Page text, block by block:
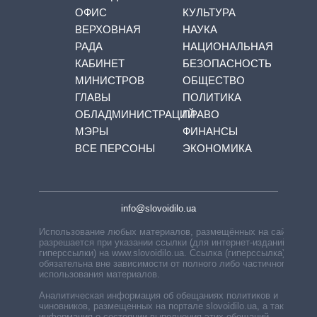
ОФИС
ВЕРХОВНАЯ
РАДА
КАБИНЕТ
МИНИСТРОВ
ГЛАВЫ
ОБЛАДМИНИСТРАЦИЙ
МЭРЫ
ВСЕ ПЕРСОНЫ
КУЛЬТУРА
НАУКА
НАЦИОНАЛЬНАЯ
БЕЗОПАСНОСТЬ
ОБЩЕСТВО
ПОЛИТИКА
ПРАВО
ФИНАНСЫ
ЭКОНОМИКА
info@slovoidilo.ua
Использование любых материалов, размещённых на сайте,
разрешается при указании ссылки (для интернет-изданий —
гиперссылки) на www.slovoidilo.ua. Ссылка (гиперссылка)
обязательна вне зависимости от полного либо частичного
использования материалов.
Аналитическая информация об обещаниях политиков и
чиновников, размещенных на портале slovoidilo.ua, а также